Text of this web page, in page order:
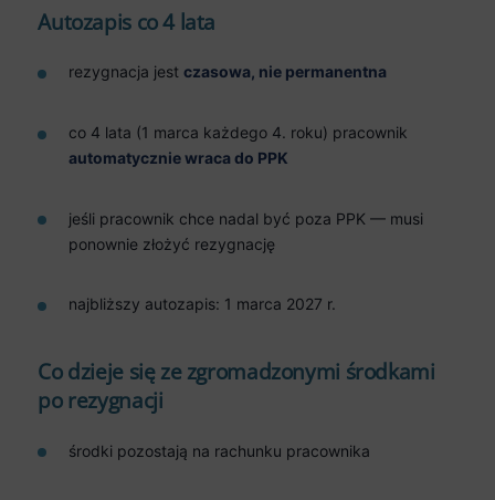
Autozapis co 4 lata
rezygnacja jestczasowa, nie permanentna
co 4 lata (1 marca każdego 4. roku) pracownik
automatycznie wraca do PPK
jeśli pracownik chce nadal być poza PPK — musi
ponownie złożyć rezygnację
najbliższy autozapis: 1 marca 2027 r.
Co dzieje się ze zgromadzonymi środkami
po rezygnacji
środki pozostają na rachunku pracownika